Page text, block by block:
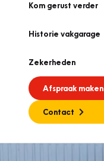
Kom gerust verder
Historie vakgarage
Zekerheden
Afspraak maken
Contact